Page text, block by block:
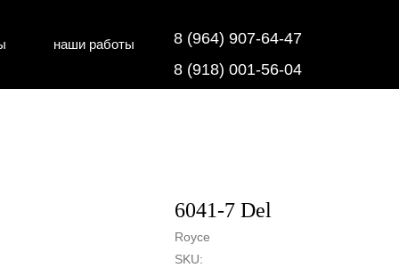
напольные покрытия8 (918) 001-56-04
наши работы 8 (964) 907-64-47
6041-7 Del
Royce
SKU: